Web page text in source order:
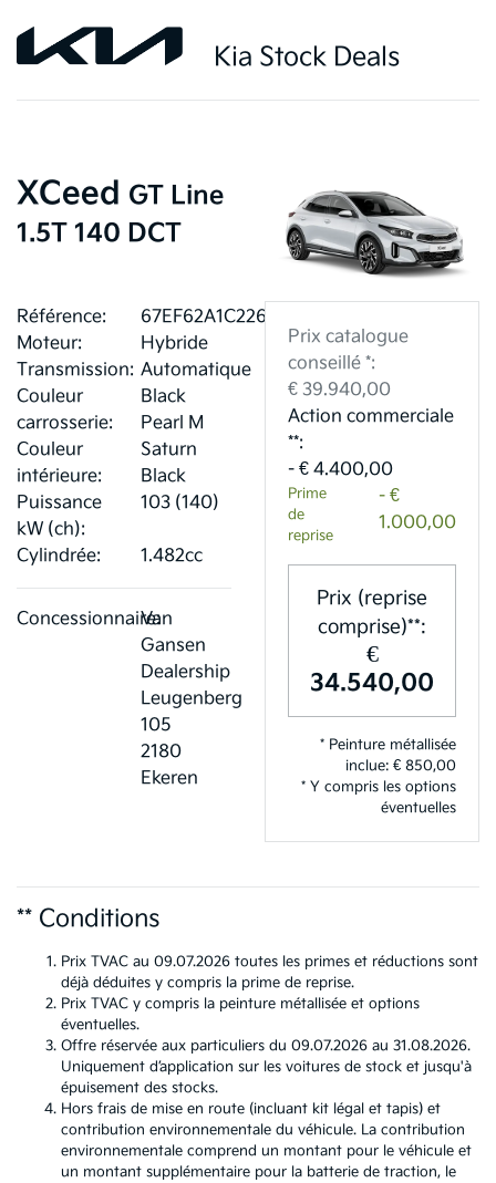
Kia Stock Deals
XCeed GT Line
1.5T 140 DCT
Référence:
67EF62A1C226E
Moteur:
Hybride
Transmission: Automatique
Couleur
carrosserie:
Black
Pearl M
Couleur
intérieure:
Saturn
Black
Puissance
kW (ch):
103 (140)
Cylindrée: 1.482cc
Concessionnaire:
Van
Gansen
Dealership
Leugenberg
105
2180
Ekeren
Prix catalogue
conseillé *:
€ 39.940,00
Action commerciale
**:
- € 4.400,00
Prime
de
reprise
- €
1.000,00
Prix (reprise
comprise)**:
€
34.540,00
* Peinture métallisée
inclue: € 850,00
* Y compris les options
éventuelles
** Conditions
Prix TVAC au 09.07.2026 toutes les primes et réductions sont
déjà déduites y compris la prime de reprise.
Prix TVAC y compris la peinture métallisée et options
éventuelles.
Offre réservée aux particuliers du 09.07.2026 au 31.08.2026.
Uniquement d’application sur les voitures de stock et jusqu'à
épuisement des stocks.
Hors frais de mise en route (incluant kit légal et tapis) et
contribution environnementale du véhicule. La contribution
environnementale comprend un montant pour le véhicule et
un montant supplémentaire pour la batterie de traction, le